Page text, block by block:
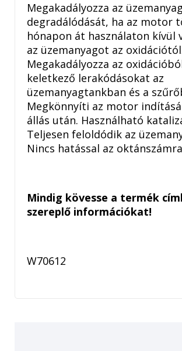
Megakadályozza az üzemanyag
degradálódását, ha az motor
hónapon át használaton kívül
az üzemanyagot az
Megakadályozza az
keletkező lerakódásokat az
üzemanyagtankban és a
Megkönnyíti az motor
állás után. Használható
Teljesen feloldódik az
Nincs hatással az
Mindig kövesse a termék
szereplő információkat!
W70612